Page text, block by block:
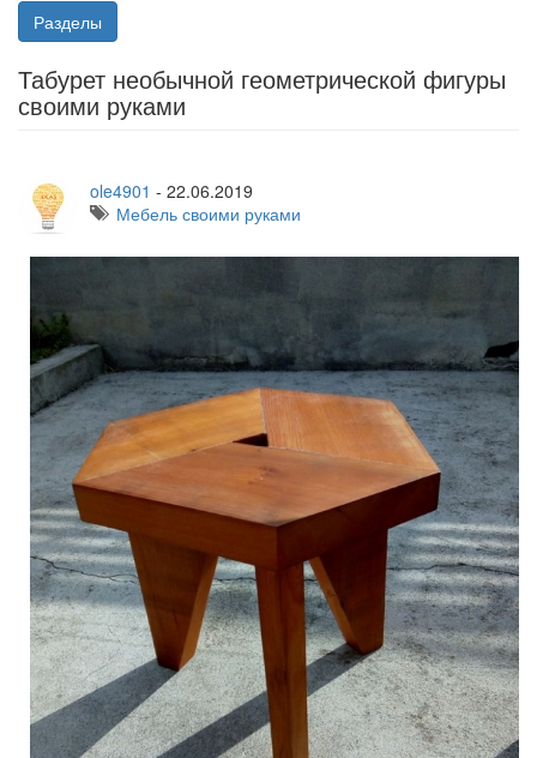
Разделы
Табурет необычной геометрической фигуры
своими руками
ole4901 - 22.06.2019
Мебель своими руками